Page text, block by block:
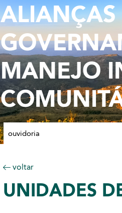
MANEJO
ouvidoria
voltar
UNIDADES